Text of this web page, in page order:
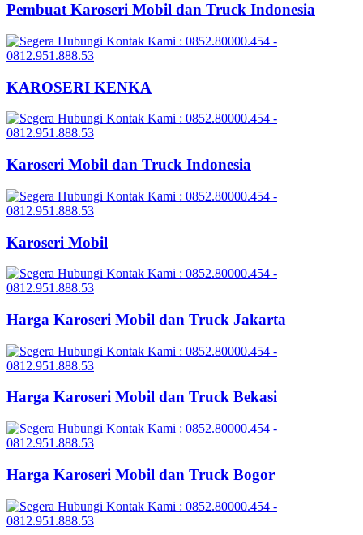
Pembuat Karoseri Mobil dan Truck Indonesia
KAROSERI KENKA
Karoseri Mobil dan Truck Indonesia
Karoseri Mobil
Harga Karoseri Mobil dan Truck Jakarta
Harga Karoseri Mobil dan Truck Bekasi
Harga Karoseri Mobil dan Truck Bogor